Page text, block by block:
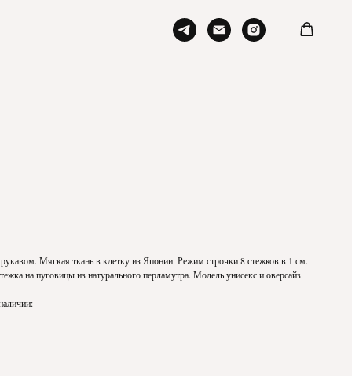
Мягкая ткань в клетку из Японии. Режим строчки 8 стежков в 1 см.
на пуговицы из натурального перламутра. Модель унисекс и оверсайз.